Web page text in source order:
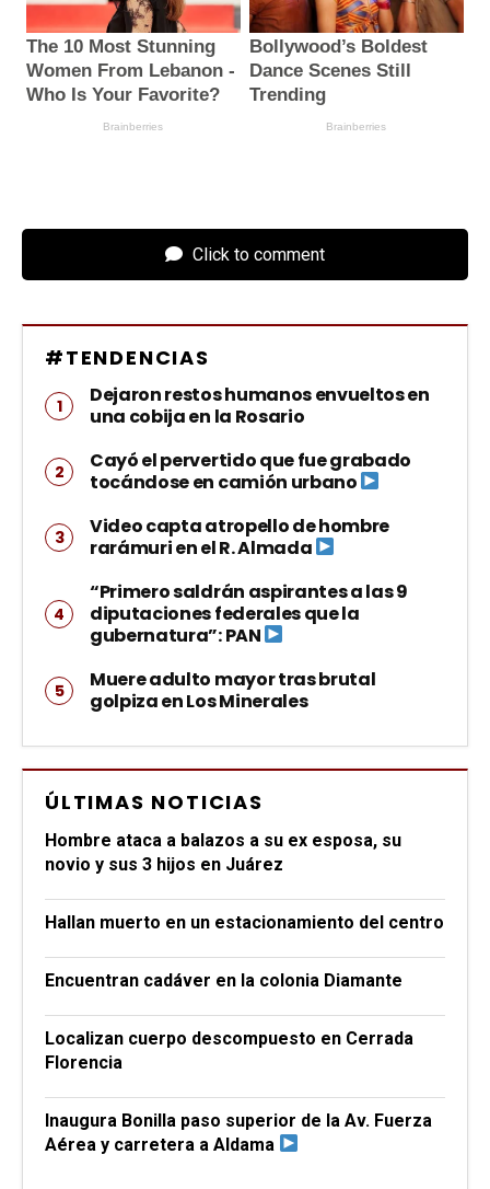
Click to comment
#TENDENCIAS
Dejaron restos humanos envueltos en
una cobija en la Rosario
Cayó el pervertido que fue grabado
tocándose en camión urbano
Video capta atropello de hombre
rarámuri en el R. Almada
“Primero saldrán aspirantes a las 9
diputaciones federales que la
gubernatura”: PAN
Muere adulto mayor tras brutal
golpiza en Los Minerales
ÚLTIMAS NOTICIAS
Hombre ataca a balazos a su ex esposa, su
novio y sus 3 hijos en Juárez
Hallan muerto en un estacionamiento del centro
Encuentran cadáver en la colonia Diamante
Localizan cuerpo descompuesto en Cerrada
Florencia
Inaugura Bonilla paso superior de la Av. Fuerza
Aérea y carretera a Aldama